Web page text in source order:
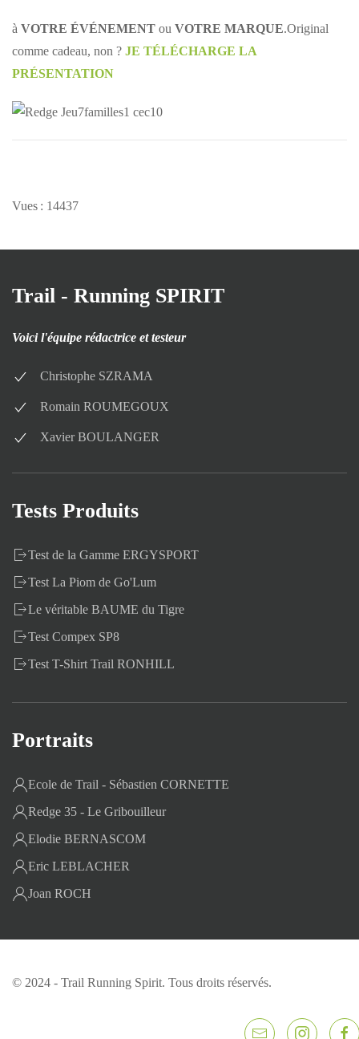
à VOTRE ÉVÉNEMENT ou VOTRE MARQUE.Original
comme cadeau, non ? JE TÉLÉCHARGE LA
PRÉSENTATION
Vues : 14437
Trail - Running SPIRIT
Voici l'équipe rédactrice et testeur
Christophe SZRAMA
Romain ROUMEGOUX
Xavier BOULANGER
Tests Produits
Test de la Gamme ERGYSPORT
Test La Piom de Go'Lum
Le véritable BAUME du Tigre
Test Compex SP8
Test T-Shirt Trail RONHILL
Portraits
Ecole de Trail - Sébastien CORNETTE
Redge 35 - Le Gribouilleur
Elodie BERNASCOM
Eric LEBLACHER
Joan ROCH
© 2024 - Trail Running Spirit. Tous droits réservés.